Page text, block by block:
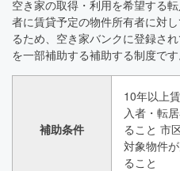
空き家の取得・利用を希望する
者に賃貸予定の物件所有者に対
るため、空き家バンクに登録さ
を一部補助する補助する制度です
補助条件
10年以上
入者・転
ること 市
対象物件
ること